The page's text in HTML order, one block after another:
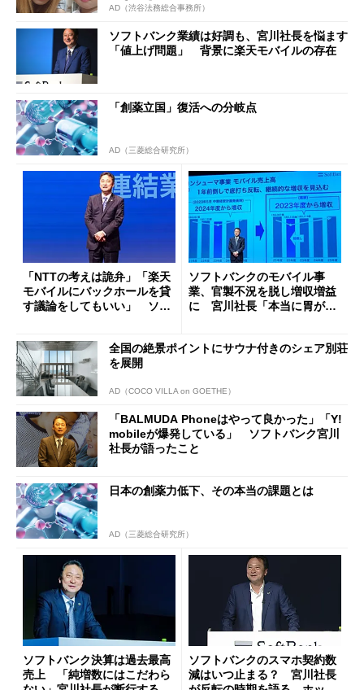
AD（渋谷法務総合事務所）
ソフトバンク業績は好調も、宮川社長を悩ます
「値上げ問題」 背景に楽天モバイルの存在
「創薬立国」復活への分岐点
AD（三菱総合研究所）
「NTTの考えは詭弁」「楽天
モバイルにバックホールを貸
す議論をしてもいい」 ソフ
ソフトバンクのモバイル事
業、官製不況を脱し増収増益
に 宮川社長「本当に胃が痛
全国の絶景ポイントにサウナ付きのシェア別荘
を展開
AD（COCO VILLA on GOETHE）
「BALMUDA Phoneはやって良かった」「Y!
mobileが爆発している」 ソフトバンク宮川
社長が語ったこと
日本の創薬力低下、その本当の課題とは
AD（三菱総合研究所）
ソフトバンク決算は過去最高
売上 「純増数にはこだわら
ソフトバンクのスマホ契約数
減はいつ止まる？ 宮川社長